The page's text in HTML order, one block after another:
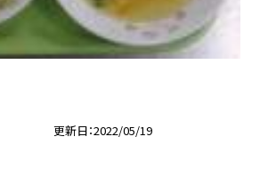
更新日 2022/05/19